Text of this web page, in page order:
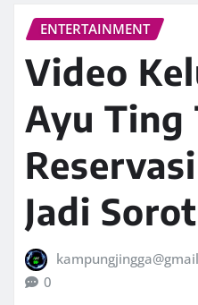
ENTERTAINMENT
Video
Ayu Ting
Jadi
0